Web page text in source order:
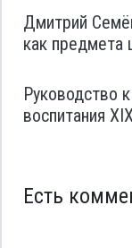
Дмитрий
как предмета
Руководство
воспитания
Есть